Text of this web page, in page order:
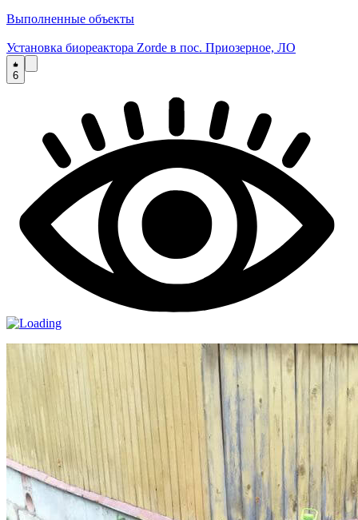
Выполненные объекты
Установка биореактора Zorde в пос. Приозерное, ЛО
6